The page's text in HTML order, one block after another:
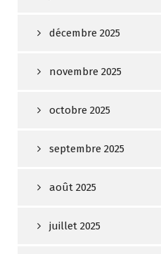
décembre 2025
novembre 2025
octobre 2025
septembre 2025
août 2025
juillet 2025